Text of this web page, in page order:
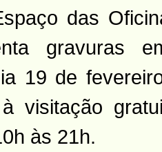
das
gravuras
19 de
visitação
às 21h.